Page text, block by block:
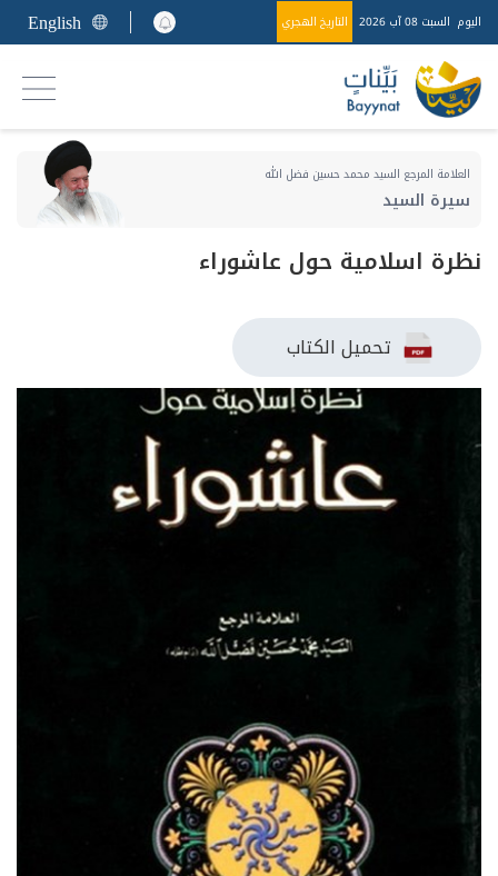
اليوم السبت 08 آب 2026 التاريخ الهجري English
العلامة المرجع السيد محمد حسين فضل الله
سيرة السيد
نظرة اسلامية حول عاشوراء
تحميل الكتاب